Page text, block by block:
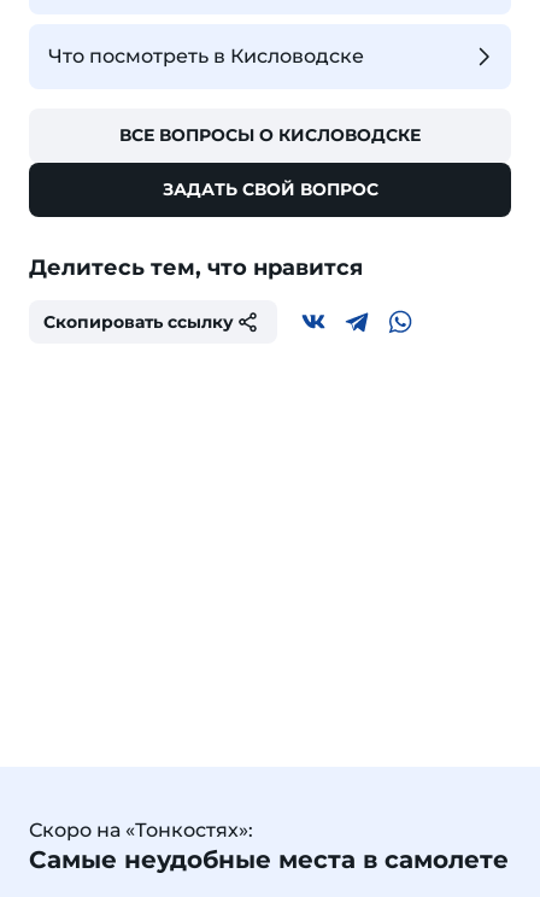
Что посмотреть в Кисловодске
ВСЕ ВОПРОСЫ О КИСЛОВОДСКЕ
ЗАДАТЬ СВОЙ ВОПРОС
Делитесь тем, что нравится
Скопировать ссылку
Скоро на «Тонкостях»:
Самые неудобные места в самолете